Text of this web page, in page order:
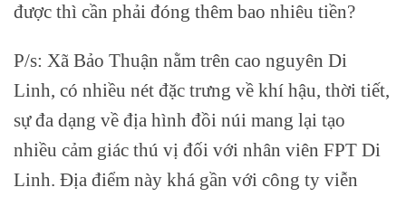
được thì cần phải đóng thêm bao nhiêu tiền?
P/s: Xã Bảo Thuận nằm trên cao nguyên Di
Linh, có nhiều nét đặc trưng về khí hậu, thời tiết,
sự đa dạng về địa hình đồi núi mang lại tạo
nhiều cảm giác thú vị đối với nhân viên FPT Di
Linh. Địa điểm này khá gần với công ty viễn